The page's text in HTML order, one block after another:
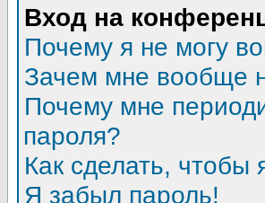
Вход на
Почему я не могу
Зачем мне вообще
Почему мне
пароля?
Как сделать, чтобы
Я забыл пароль!